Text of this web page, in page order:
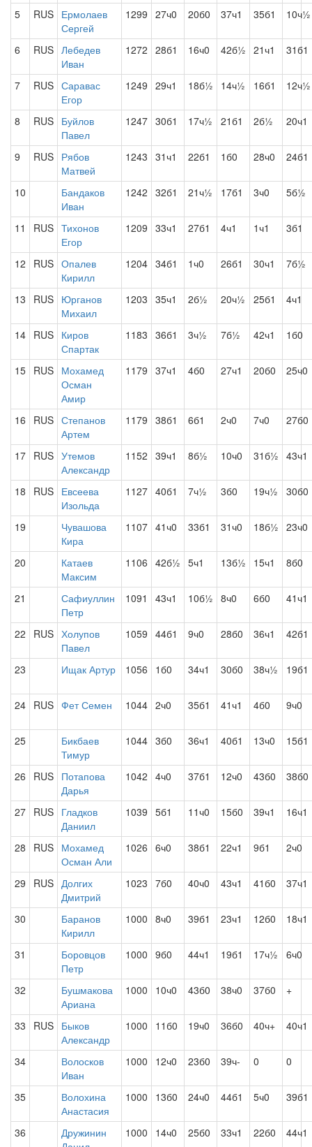
5 RUS Ермолаев
Сергей
1299 27ч0 20б0 37ч1 35б1 10ч½
6 RUS Лебедев
Иван
1272 28б1 16ч0 42б½ 21ч1 31б1
7 RUS Саравас
Егор
1249 29ч1 18б½ 14ч½ 16б1 12ч½
8 RUS Буйлов
Павел
1247 30б1 17ч½ 21б1 2б½ 20ч1
9 RUS Рябов
Матвей
1243 31ч1 22б1 1б0 28ч0 24б1
10
Бандаков
Иван
1242 32б1 21ч½ 17б1 3ч0 5б½
11 RUS Тихонов
Егор
1209 33ч1 27б1 4ч1 1ч1 3б1
12 RUS Опалев
Кирилл
1204 34б1 1ч0 26б1 30ч1 7б½
13 RUS Юрганов
Михаил
1203 35ч1 2б½ 20ч½ 25б1 4ч1
14 RUS Киров
Спартак
1183 36б1 3ч½ 7б½ 42ч1 1б0
15 RUS Мохамед
Осман
Амир
1179 37ч1 4б0 27ч1 20б0 25ч0
16 RUS Степанов
Артем
1179 38б1 6б1 2ч0 7ч0 27б0
17 RUS Утемов
Александр
1152 39ч1 8б½ 10ч0 31б½ 43ч1
18 RUS Евсеева
Изольда
1127 40б1 7ч½ 3б0 19ч½ 30б0
19
Чувашова
Кира
1107 41ч0 33б1 31ч0 18б½ 23ч0
20
Катаев
Максим
1106 42б½ 5ч1 13б½ 15ч1 8б0
21
Сафиуллин
Петр
1091 43ч1 10б½ 8ч0 6б0 41ч1
22 RUS Холупов
Павел
1059 44б1 9ч0 28б0 36ч1 42б1
23 Ищак Артур 1056 1б0 34ч1 30б0 38ч½ 19б1
24 RUS Фет Семен 1044 2ч0 35б1 41ч1 4б0 9ч0
25
Бикбаев
Тимур
1044 3б0 36ч1 40б1 13ч0 15б1
26 RUS Потапова
Дарья
1042 4ч0 37б1 12ч0 43б0 38б0
27 RUS Гладков
Даниил
1039 5б1 11ч0 15б0 39ч1 16ч1
28 RUS Мохамед
Осман Али
1026 6ч0 38б1 22ч1 9б1 2ч0
29 RUS Долгих
Дмитрий
1023 7б0 40ч0 43ч1 41б0 37ч1
30
Баранов
Кирилл
1000 8ч0 39б1 23ч1 12б0 18ч1
31
Боровцов
Петр
1000 9б0 44ч1 19б1 17ч½ 6ч0
32
Бушмакова
Ариана
1000 10ч0 43б0 38ч0 37б0 +
33 RUS Быков
Александр
1000 11б0 19ч0 36б0 40ч+ 40ч1
34
Волосков
Иван
1000 12ч0 23б0 39ч- 0 0
35
Волохина
Анастасия
1000 13б0 24ч0 44б1 5ч0 39б1
36
Дружинин
1000 14ч0 25б0 33ч1 22б0 44ч1